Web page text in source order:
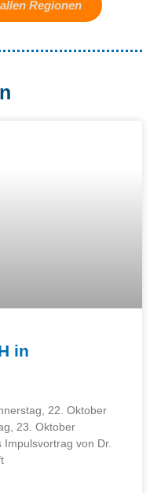
Regionen
in
22. Oktober
23. Oktober
von Dr.